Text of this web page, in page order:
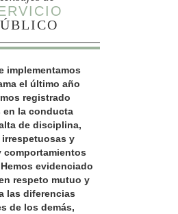
implementamos
el último año
registrado
en la conducta
de disciplina,
y
comportamientos
evidenciado
respeto mutuo y
las diferencias
de los demás,